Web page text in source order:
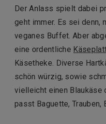
Der Anlass spielt dabei
geht immer. Es sei denn,
veganes Buffet. Aber
eine ordentliche
Käsetheke. Diverse
schön würzig, sowie
vielleicht einen Blaukäse
passt Baguette, Trauben,